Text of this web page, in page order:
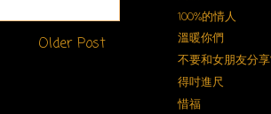
Older Post
100%的情人
溫暖你們
不要和女朋友分
得吋進尺
惜福